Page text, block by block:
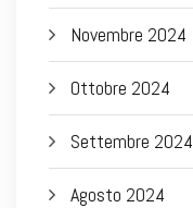
Novembre 2024
Ottobre 2024
Settembre 2024
Agosto 2024